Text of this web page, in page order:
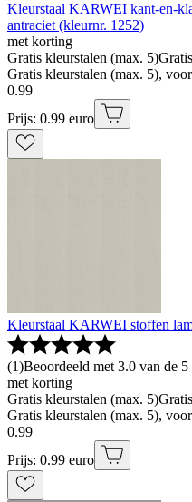
Kleurstaal KARWEI kant-en-
antraciet (kleurnr. 1252)
met korting
Gratis kleurstalen (max. 5)
Gratis kleurstalen (max. 5),
0.99
Prijs: 0.99 euro
Kleurstaal KARWEI stoffen
(1)Beoordeeld met 3.0 van de
met korting
Gratis kleurstalen (max. 5)
Gratis kleurstalen (max. 5),
0.99
Prijs: 0.99 euro